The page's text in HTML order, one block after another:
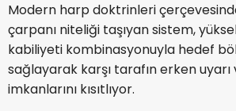
Modern harp doktrinleri
çarpanı niteliği taşıyan sistem,
kabiliyeti kombinasyonuyla hedef
sağlayarak karşı tarafın erken
imkanlarını kısıtlıyor.